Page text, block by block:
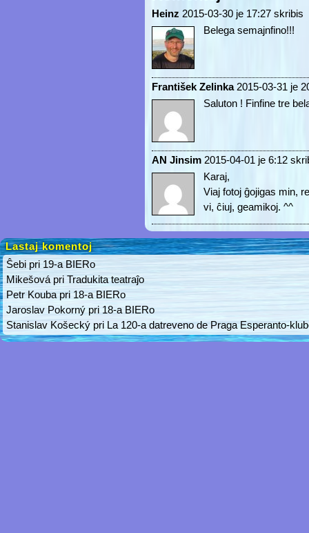
Heinz 2015-03-30 je 17:27 skribis
Belega semajnfino!!!
František Zelinka 2015-03-31 je
Saluton ! Finfine tre
AN Jinsim 2015-04-01 je 6:12
Karaj,
Viaj fotoj ĝojigas min,
vi, ĉiuj, geamikoj. ^^
Lastaj komentoj
Ŝebi pri 19-a BIERo
Mikešová pri Tradukita teatraĵo
Petr Kouba pri 18-a BIERo
Jaroslav Pokorný pri 18-a BIERo
Stanislav Košecký pri La 120-a datreveno de Praga Esperanto-